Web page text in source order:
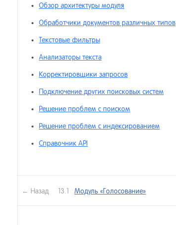
Обзор архитектуры модуля
Обработчики документов различных типов
Текстовые фильтры
Анализаторы текста
Корректировщики запросов
Подключение других поисковых систем
Решение проблем с поиском
Решение проблем с индексированием
Справочник API
← Назад 13.1 Модуль «Голосование»